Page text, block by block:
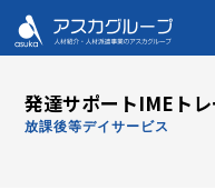
発達サポートIMEト
放課後等デイサービス